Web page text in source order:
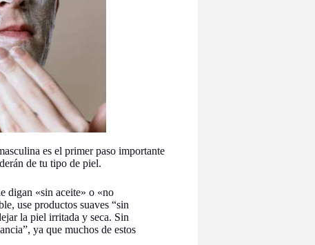
es el primer paso importante
de tu tipo de piel.
digan «sin aceite» o «no
use productos suaves “sin
la piel irritada y seca. Sin
ya que muchos de estos